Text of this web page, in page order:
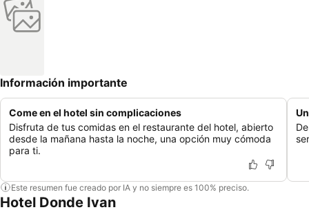
Información importante
Come en el hotel sin complicaciones
Disfruta de tus comidas en el restaurante del hotel, abierto
desde la mañana hasta la noche, una opción muy cómoda
para ti.
Este resumen fue creado por IA y no siempre es 100% preciso.
Hotel Donde Ivan